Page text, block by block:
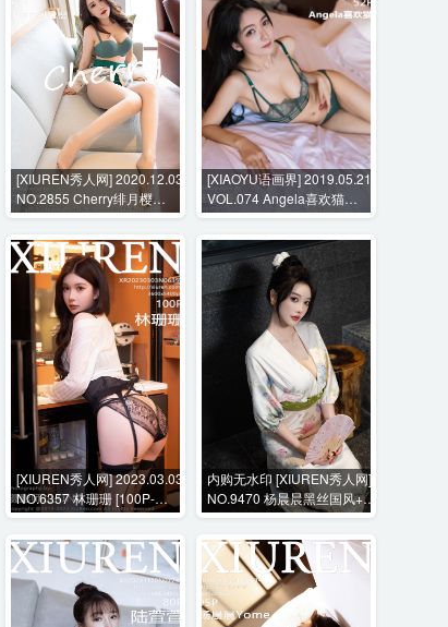
[XIUREN秀人网] 2020.12.03
NO.2855 Cherry绯月樱
[96P-903MB]
[XIAOYU语画界] 2019.05.21
VOL.074 Angela喜欢猫
[52P-259MB]
[XIUREN秀人网] 2023.03.03
NO.6357 林珊珊 [100P-
902MB]
内购无水印 [XIUREN秀人网]
NO.9470 杨晨晨黑丝国风+花
絮视频 [110P+1V-3283MB]